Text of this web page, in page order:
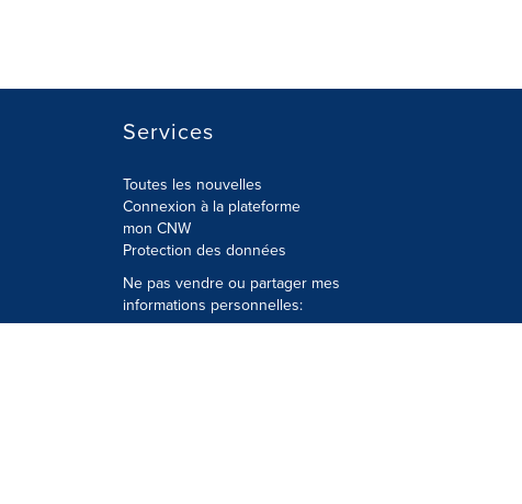
Services
Toutes les nouvelles
Connexion à la plateforme
mon CNW
Protection des données
Ne pas vendre ou partager mes
informations personnelles: